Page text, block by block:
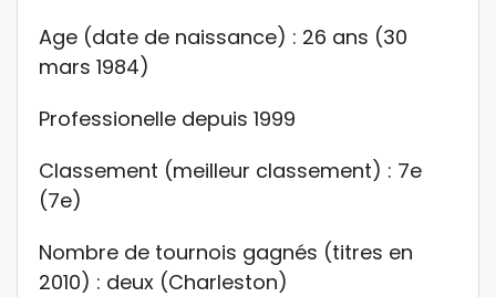
Age (date de naissance) : 26 ans (30
mars 1984)
Professionelle depuis 1999
Classement (meilleur classement) : 7e
(7e)
Nombre de tournois gagnés (titres en
2010) : deux (Charleston)